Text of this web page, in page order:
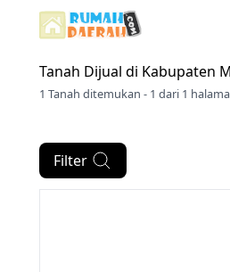
Tanah Dijual di Kabupaten
1 Tanah ditemukan - 1 dari 1
Filter